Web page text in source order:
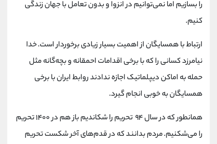
را بسازیم اما نمی‌توانیم در انزوا و بدون تعامل با جهان زندگی
کنیم.
ارتباط با همسایگان از اهمیت بسیار زیادی برخوردار است. خدا
نیامرزد کسانی را که با برخی اقدامات احمقانه و بچه‌گانه مثل
حمله به اماکن دیپلماتیک اجازه ندادند روابط ایران با برخی
همسایگان به خوبی انجام گیرد.
همانطور که در سال ۹۴ تحریم را شکاندیم باز هم در ۱۴۰۰ تحریم
را می‌شکنیم. مردم بدانند که در قدم‌های آخر شکست تحریم
کانال بله @alirezamehrabi_official